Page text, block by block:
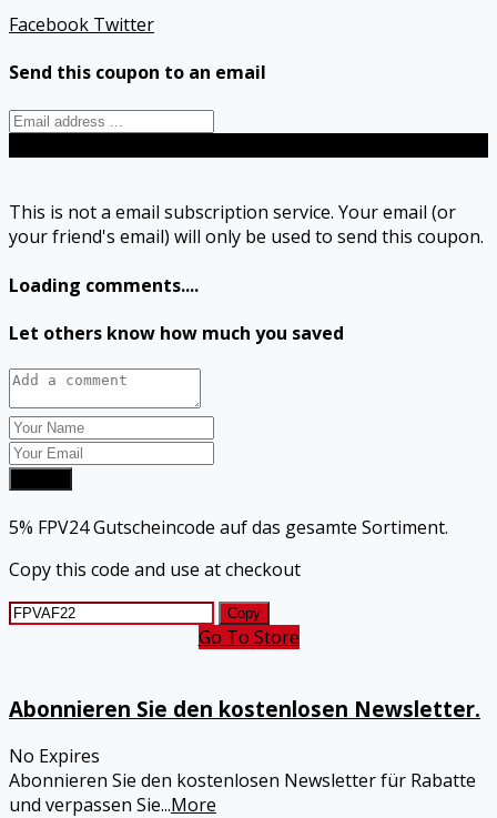
Facebook Twitter
Send this coupon to an email
This is not a email subscription service. Your email (or
your friend's email) will only be used to send this coupon.
Loading comments....
Let others know how much you saved
5% FPV24 Gutscheincode auf das gesamte Sortiment.
Copy this code and use at checkout
Copy
Go To Store
Abonnieren Sie den kostenlosen Newsletter.
No Expires
Abonnieren Sie den kostenlosen Newsletter für Rabatte
und verpassen Sie...More